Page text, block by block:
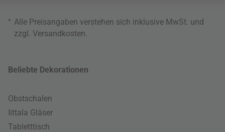
* Alle Preisangaben verstehen sich inklusive MwSt. und
zzgl. Versandkosten.
Beliebte Dekorationen
Obstschalen
Iittala Gläser
Tabletttisch